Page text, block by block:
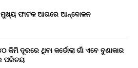
: ମୁଖ୍ୟ ଫାଟକ ଆଗରେ ଆନ୍ଦୋଳନ
କିମି ଦୂରରେ ଥିବା କର୍ଡୋଲା ଗାଁ ଏବେ ବୁଣାକାର
ପରିଚୟ